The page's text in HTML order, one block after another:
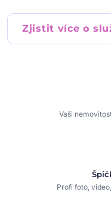
Zjistit více o
Vaši
Profi foto,